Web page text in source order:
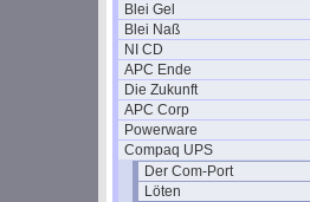
Blei Gel
Blei Naß
NI CD
APC Ende
Die Zukunft
APC Corp
Powerware
Compaq UPS
Der Com-Port
Löten